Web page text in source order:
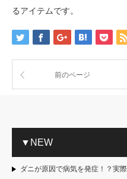
るアイテムです。
前のページ
▼NEW
ダニが原因で病気を発症！？実